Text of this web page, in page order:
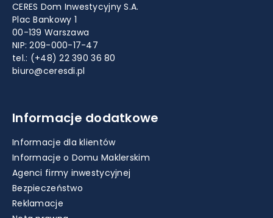
CERES Dom Inwestycyjny S.A.
Plac Bankowy 1
00-139 Warszawa
NIP: 209-000-17-47
tel.: (+48) 22 390 36 80
biuro@ceresdi.pl
Informacje dodatkowe
Informacje dla klientów
Informacje o Domu Maklerskim
Agenci firmy inwestycyjnej
Bezpieczeństwo
Reklamacje